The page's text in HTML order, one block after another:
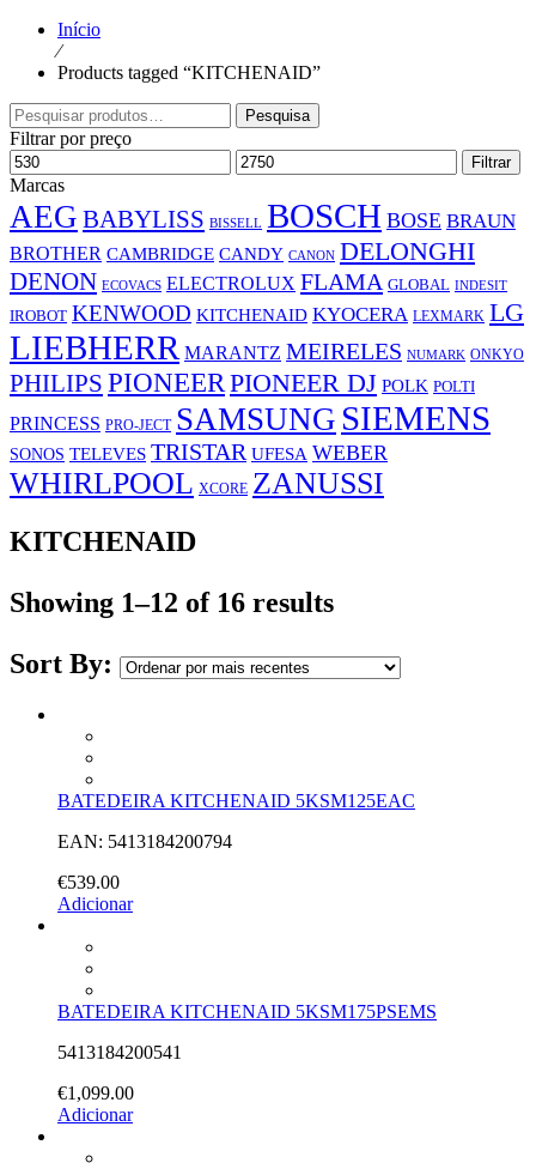
Início
⁄
Products tagged “KITCHENAID”
Pesquisar
por:
Pesquisa
Filtrar por preço
Preço
mínimo
Preço
máximo
Filtrar
Marcas
AEG BABYLISS BISSELL BOSCH BOSE BRAUN
BROTHER CAMBRIDGE CANDY CANON DELONGHI
DENON ECOVACS ELECTROLUX FLAMA GLOBAL INDESIT
IROBOT KENWOOD KITCHENAID KYOCERA LEXMARK LG
LIEBHERR MARANTZ MEIRELES NUMARK ONKYO
PHILIPS PIONEERPIONEER DJ POLK POLTI
PRINCESS PRO-JECT SAMSUNG SIEMENS
SONOS TELEVES TRISTAR UFESA WEBER
WHIRLPOOL XCORE ZANUSSI
KITCHENAID
Showing 1–12 of 16 results
Sort By:
BATEDEIRA KITCHENAID 5KSM125EAC
EAN: 5413184200794
€539.00
Adicionar
BATEDEIRA KITCHENAID 5KSM175PSEMS
5413184200541
€1,099.00
Adicionar